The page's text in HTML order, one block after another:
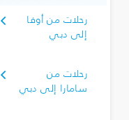
رحلات من أوفا
إلى دبي
رحلات من
سامارا إلى دبي